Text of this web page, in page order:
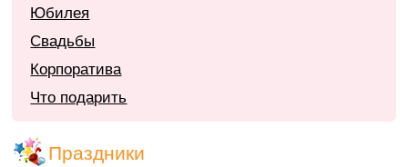
Юбилея
Свадьбы
Корпоратива
Что подарить
Праздники